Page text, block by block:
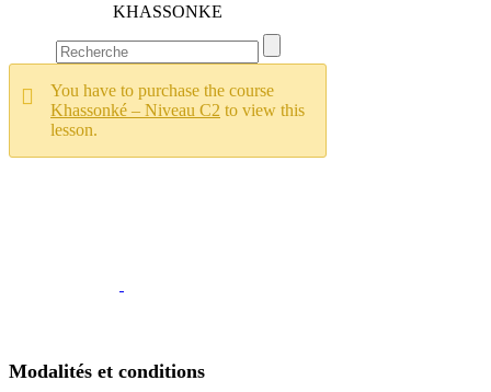
KHASSONKE
You have to purchase the course
Khassonké – Niveau C2 to view this
lesson.
Modalités et conditions